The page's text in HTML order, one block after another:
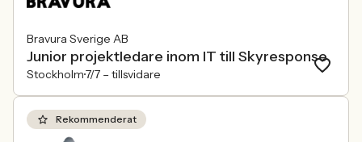
Bravura Sverige AB
Junior projektledare inom IT till Skyresponse
Stockholm7/7 – tillsvidare
Rekommenderat